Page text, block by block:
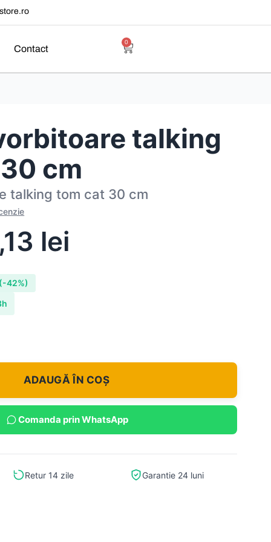
Contact
0
talking
cm
talking tom cat 30 cm
lei
42%)
ADAUGĂ ÎN COȘ
Comanda prin WhatsApp
Retur 14 zile Garantie 24 luni